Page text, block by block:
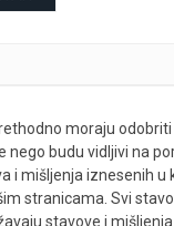
moraju
nego budu vidljivi na
i mišljenja iznesenih u
stranicama. Svi
stavove i